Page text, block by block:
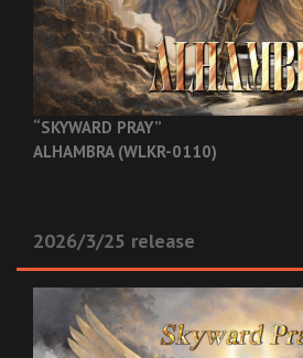
“SKYWARD PRAY”
ALHAMBRA (WLKR-0110)
2026/3/25 release